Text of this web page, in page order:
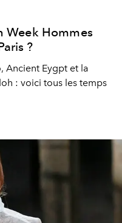
Week Hommes
?
Ancient Eygpt et la
: voici tous les temps